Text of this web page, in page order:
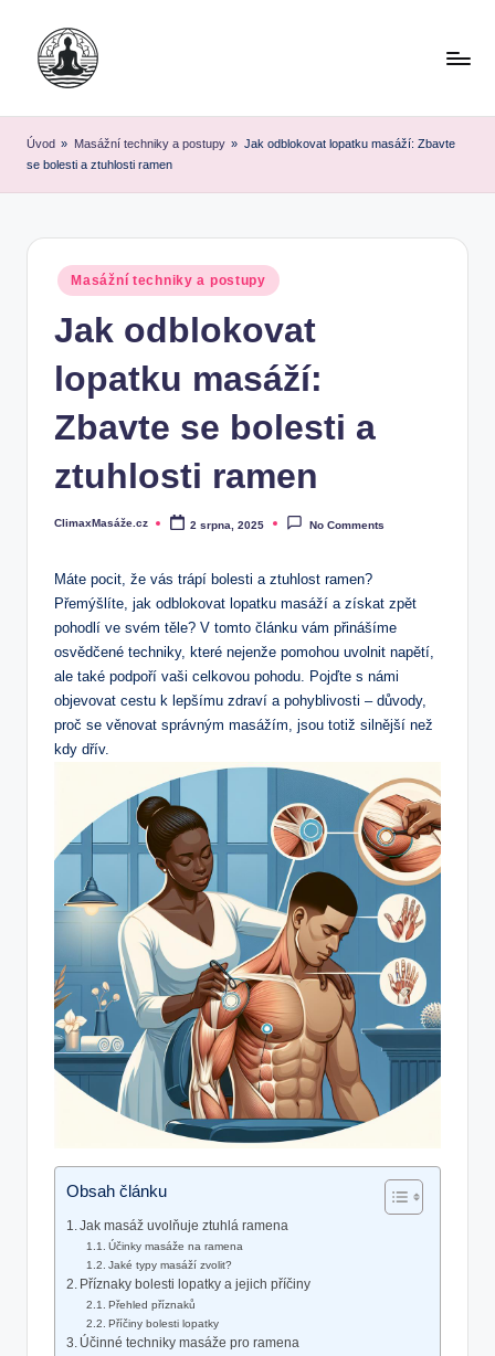
Úvod » Masážní techniky a postupy » Jak odblokovat lopatku masáží: Zbavte
se bolesti a ztuhlosti ramen
Posted
in
Masážní techniky a postupy
Jak odblokovat
lopatku masáží:
Zbavte se bolesti a
ztuhlosti ramen
Posted
ClimaxMasáže.cz 2 srpna, 2025 No Comments
Máte pocit, že vás trápí bolesti a ztuhlost ramen?
Přemýšlíte, jak odblokovat lopatku masáží a získat zpět
pohodlí ve svém těle? V tomto článku vám přinášíme
osvědčené techniky, které nejenže pomohou uvolnit napětí,
ale také podpoří vaši celkovou pohodu. Pojďte s námi
objevovat cestu k lepšímu zdraví a pohyblivosti – důvody,
proč se věnovat správným masážím, jsou totiž silnější než
kdy dřív.
Obsah článku
Jak masáž uvolňuje ztuhlá ramena
Účinky masáže na ramena
Jaké typy masáží zvolit?
Příznaky bolesti lopatky a jejich příčiny
Přehled příznaků
Příčiny bolesti lopatky
Účinné techniky masáže pro ramena